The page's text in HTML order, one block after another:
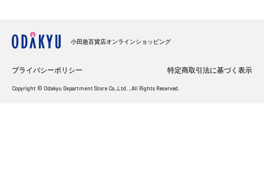
小田急百貨店オンラインショッピング
プライバシーポリシー 特定商取引法に基づく表示
Copyright © Odakyu Department Store Co.,Ltd. , All Rights Reserved.